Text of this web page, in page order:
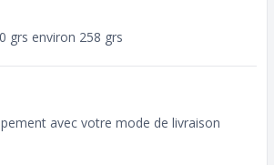
grs environ 258 grs
avec votre mode de livraison